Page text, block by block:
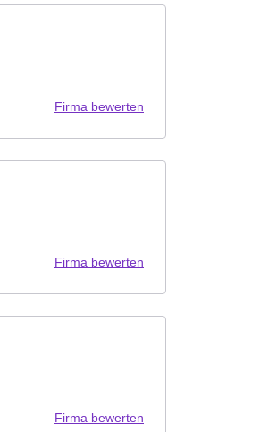
Firma bewerten
Firma bewerten
Firma bewerten